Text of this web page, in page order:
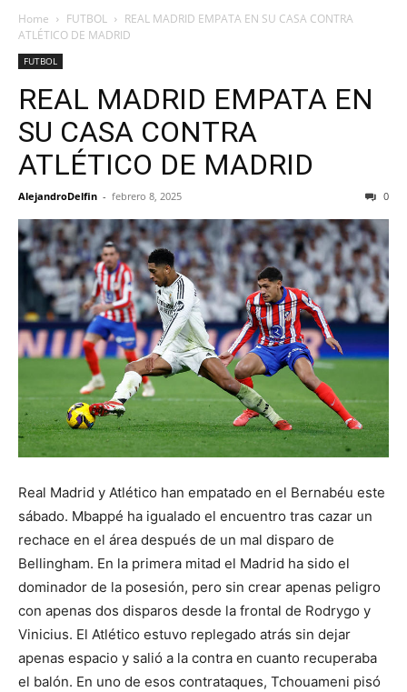
Home FUTBOL
REAL MADRID EMPATA EN SU CASA CONTRA
ATLÉTICO DE MADRID
FUTBOL
REAL MADRID EMPATA EN
SU CASA CONTRA
ATLÉTICO DE MADRID
AlejandroDelfin - febrero 8, 2025 0
Real Madrid y Atlético han empatado en el Bernabéu este
sábado. Mbappé ha igualado el encuentro tras cazar un
rechace en el área después de un mal disparo de
Bellingham. En la primera mitad el Madrid ha sido el
dominador de la posesión, pero sin crear apenas peligro
con apenas dos disparos desde la frontal de Rodrygo y
Vinicius. El Atlético estuvo replegado atrás sin dejar
apenas espacio y salió a la contra en cuanto recuperaba
el balón. En uno de esos contrataques, Tchouameni pisó